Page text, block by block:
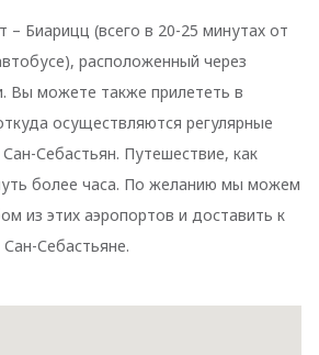
– Биарицц (всего в 20-25 минутах от
расположенный через
Вы можете также прилететь в
осуществляются регулярные
Себастьян. Путешествие, как
более часа. По желанию мы можем
из этих аэропортов и доставить к
Себастьяне.